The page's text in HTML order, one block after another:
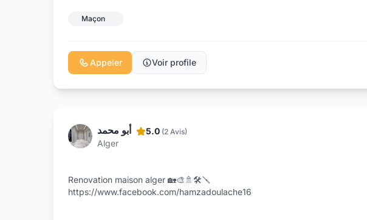
Maçon
Appeler Voir profile
أبو محمد
Alger
5.0 (2 Avis)
Renovation maison alger 🏡🎨🚿🛠️🪛
https://www.facebook.com/hamzadoulache16